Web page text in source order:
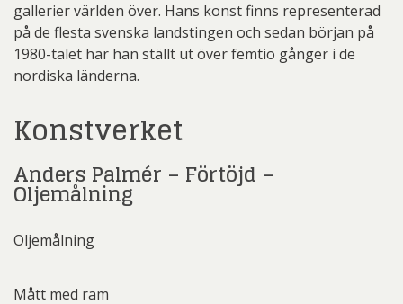
gallerier världen över. Hans konst finns representerad
på de flesta svenska landstingen och sedan början på
1980-talet har han ställt ut över femtio gånger i de
nordiska länderna.
Konstverket
Anders Palmér – Förtöjd –
Oljemålning
Oljemålning
Mått med ram